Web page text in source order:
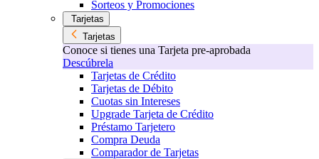
Sorteos y Promociones
Tarjetas
Tarjetas
Conoce si tienes una Tarjeta pre-aprobada
Descúbrela
Tarjetas de Crédito
Tarjetas de Débito
Cuotas sin Intereses
Upgrade Tarjeta de Crédito
Préstamo Tarjetero
Compra Deuda
Comparador de Tarjetas